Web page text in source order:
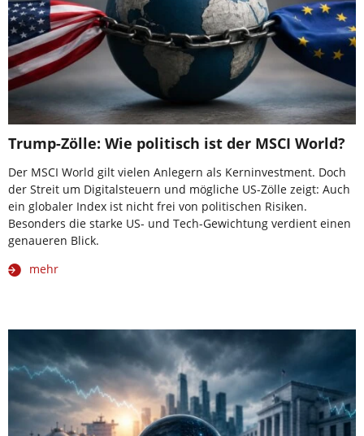
Trump-Zölle: Wie politisch ist der MSCI World?
Der MSCI World gilt vielen Anlegern als Kerninvestment. Doch
der Streit um Digitalsteuern und mögliche US-Zölle zeigt: Auch
ein globaler Index ist nicht frei von politischen Risiken.
Besonders die starke US- und Tech-Gewichtung verdient einen
genaueren Blick.
mehr